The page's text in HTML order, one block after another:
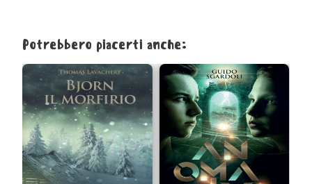
Potrebbero piacerti anche: